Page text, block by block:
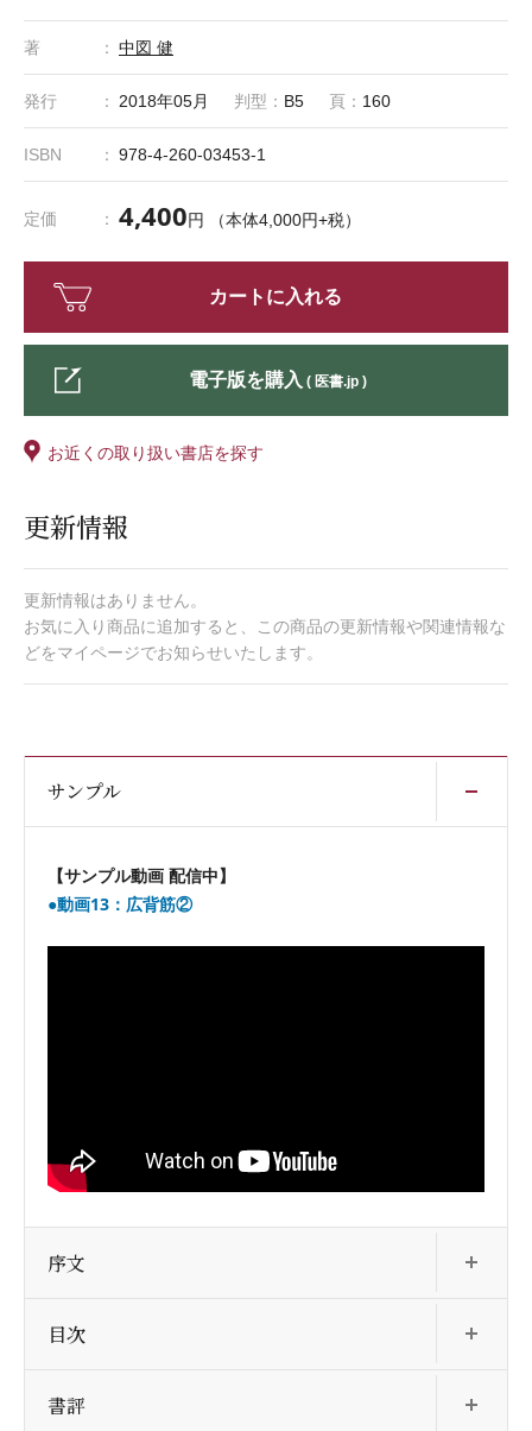
本書に記載のログインIDとパスワードをご用意のうえ、下のボタ
ンから付録Web動画ログインページにお入りください。
>> 付録Web動画ログインページへ
著 中図 健
発行 2018年05月 判型： B5 頁： 160
ISBN 978-4-260-03453-1
定価 4,400円 （本体4,000円+税）
カートに入れる
電子版を購入 ( 医書.jp )
お近くの取り扱い書店を探す
更新情報
更新情報はありません。
お気に入り商品に追加すると、この商品の更新情報や関連情報な
どをマイページでお知らせいたします。
サンプル
【サンプル動画 配信中】
●動画13：広背筋②
序文
目次
書評